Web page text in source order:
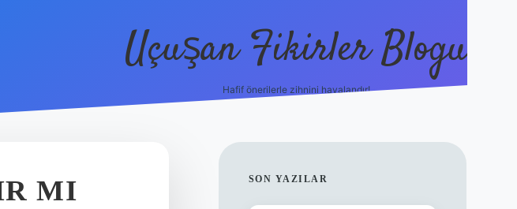
Uçuşan Fikirler Blogu
Hafif önerilerle zihnini havalandır!
MI SIDEBAR
SON YAZILAR
hiltonbet güncel giriş